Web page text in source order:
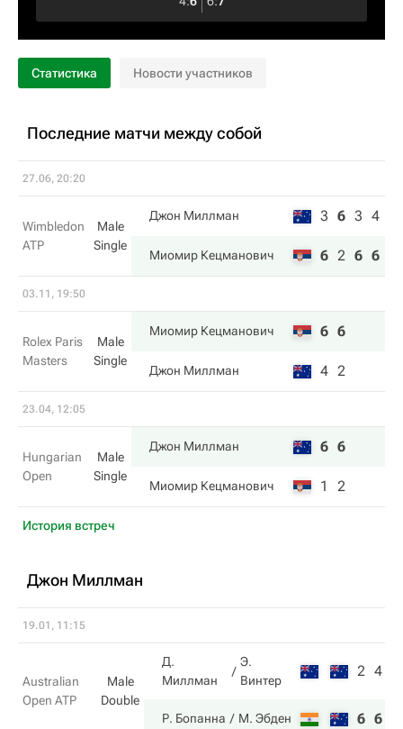
Статистика Новости участников
Последние матчи между собой
27.06, 20:20
Wimbledon
ATP
Male
Single
Джон Миллман 3 6 3 4
Миомир Кецманович 6 2 6 6
03.11, 19:50
Rolex Paris
Masters
Male
Single
Миомир Кецманович 6 6
Джон Миллман 4 2
23.04, 12:05
Hungarian
Open
Male
Single
Джон Миллман 6 6
Миомир Кецманович 1 2
История встреч
Джон Миллман
19.01, 11:15
Australian
Open ATP
Male
Double
Д.
Миллман
Э.
Винтер
2 4
Р. Бопанна М. Эбден 6 6